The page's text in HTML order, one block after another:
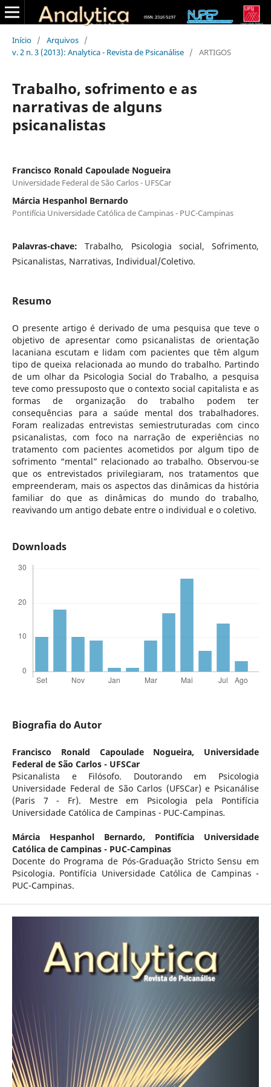
Início / Arquivos /
v. 2 n. 3 (2013): Analytica - Revista de Psicanálise / ARTIGOS
Trabalho, sofrimento e as
narrativas de alguns
psicanalistas
Francisco Ronald Capoulade Nogueira
Universidade Federal de São Carlos - UFSCar
Márcia Hespanhol Bernardo
Pontifícia Universidade Católica de Campinas - PUC-Campinas
Palavras-chave:Trabalho, Psicologia social, Sofrimento,
Psicanalistas, Narrativas, Individual/Coletivo.
Resumo
O presente artigo é derivado de uma pesquisa que teve o
objetivo de apresentar como psicanalistas de orientação
lacaniana escutam e lidam com pacientes que têm algum
tipo de queixa relacionada ao mundo do trabalho. Partindo
de um olhar da Psicologia Social do Trabalho, a pesquisa
teve como pressuposto que o contexto social capitalista e as
formas de organização do trabalho podem ter
consequências para a saúde mental dos trabalhadores.
Foram realizadas entrevistas semiestruturadas com cinco
psicanalistas, com foco na narração de experiências no
tratamento com pacientes acometidos por algum tipo de
sofrimento “mental” relacionado ao trabalho. Observou-se
que os entrevistados privilegiaram, nos tratamentos que
empreenderam, mais os aspectos das dinâmicas da história
familiar do que as dinâmicas do mundo do trabalho,
reavivando um antigo debate entre o individual e o coletivo.
Downloads
Biografia do Autor
Francisco Ronald Capoulade Nogueira, Universidade
Federal de São Carlos - UFSCar
Psicanalista e Filósofo. Doutorando em Psicologia
Universidade Federal de São Carlos (UFSCar) e Psicanálise
(Paris 7 - Fr). Mestre em Psicologia pela Pontifícia
Universidade Católica de Campinas - PUC-Campinas.
Márcia Hespanhol Bernardo, Pontifícia Universidade
Católica de Campinas - PUC-Campinas
Docente do Programa de Pós-Graduação Stricto Sensu em
Psicologia. Pontifícia Universidade Católica de Campinas -
PUC-Campinas.